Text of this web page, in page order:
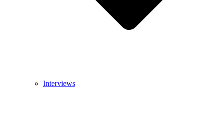
Interviews